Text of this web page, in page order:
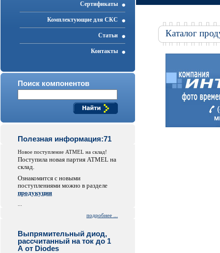
Cертификаты
Комплектующие для СКС
Статьи
Контакты
Поиск компонентов
Полезная информация:71
Новое поступление ATMEL на склад!
Поступила новая партия ATMEL на
склад.
Ознакомится с новыми
поступлениями можно в разделе
продукуция
подробнее ...
Выпрямительный диод,
рассчитанный на ток до 1
А от Diodes
Каталог